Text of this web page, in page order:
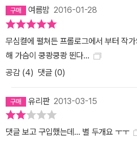
리가 사는 모습은 또 책이 된다. 우리가 읽
의 삶이다. 이들 삶을 돌아보지 않을 때
다. 책 읽기가 삶을 바꿀 수 있는 이유는
여름밤 2016-01-28
무심켤에 펼쳐든 프롤로그에서 부터 작
해 가슴이 쿵쾅쿵쾅 뛴다...
공감 (4) 댓글 (0)
유리판2013-03-15
댓글 보고 구입했는데... 별 두개요 ㅜㅜ